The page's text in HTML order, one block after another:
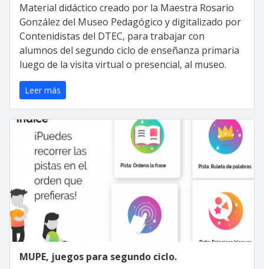
Material didáctico creado por la Maestra Rosario
González del Museo Pedagógico y digitalizado por
Contenidistas del DTEC, para trabajar con
alumnos del segundo ciclo de enseñanza primaria
luego de la visita virtual o presencial, al museo.
Leer más
MUPE, juegos para segundo ciclo.